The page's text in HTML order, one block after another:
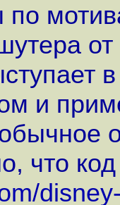
и
что